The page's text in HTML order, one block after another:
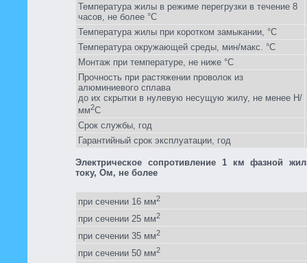
Температура жилы в режиме перегрузки в течение 8
часов, не более °C
Температура жилы при коротком замыкании, °C
Температура окружающей среды, мин/макс. °C
Монтаж при температуре, не ниже °C
Прочность при растяжении проволок из
алюминиевого сплава
до их скрытки в нулевую несущую жилу, не менее Н/
мм2C
Срок службы, год
Гарантийный срок эксплуатации, год
Электрическое сопротивление 1 км фазной
току, Ом, не более
при сечении 16 мм2
при сечении 25 мм2
при сечении 35 мм2
при сечении 50 мм2